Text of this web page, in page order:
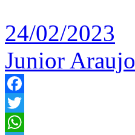
24/02/2023
Junior Araujo
Facebook
Twitter